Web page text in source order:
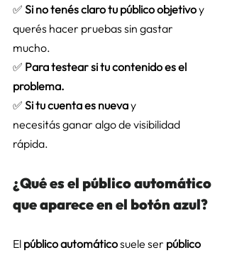
✅ Si no tenés claro tu público objetivo y
querés hacer pruebas sin gastar
mucho.
✅ Para testear si tu contenido es el
problema.
✅ Si tu cuenta es nueva y
necesitás ganar algo de visibilidad
rápida.
¿Qué es el público automático
que aparece en el botón azul?
El público automático suele ser público